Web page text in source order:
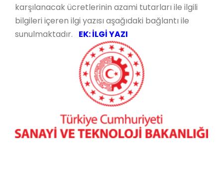
karşılanacak ücretlerinin azami tutarları ile ilgili
bilgileri içeren ilgi yazısı aşağıdaki bağlantı ile
sunulmaktadır. EK: İLGİ YAZI